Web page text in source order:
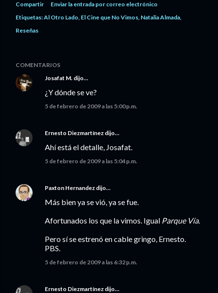
Compartir
Enviar la entrada por correo electrónico
Etiquetas:Al Otro Lado El Cine que No Vimos Natalia Almada
Reseñas
COMENTARIOS
Josafat M. dijo…
¿Y dónde se ve?
5 de febrero de 2009 a las 5:00 p.m.
Ernesto Diezmartínez dijo…
Ahí está el detalle, Josafat.
5 de febrero de 2009 a las 5:04 p.m.
Paxton Hernandez dijo…
Más bien ya se vió, ya se fue.
Afortunados los que la vimos. Igual Parque Vía.
Pero sí se estrenó en cable gringo, Ernesto.
PBS.
5 de febrero de 2009 a las 6:32 p.m.
Ernesto Diezmartínez dijo…